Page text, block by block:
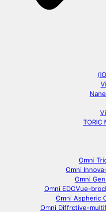
TORIC
Omni
Omni
Omni
Omni EDOVue-
Omni Aspheric
Omni Diffrctive-